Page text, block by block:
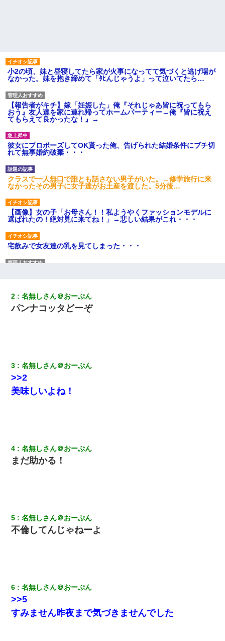
小2の頃、妹と昼寝してたら家が火事になってて気づくと逃げ場が
なかった。妹を抱き締めて「ﾀﾋんじゃうよ」って泣いてたら…
【報告者がキチ】嫁「妊娠した」俺『それじゃあ皆に祝ってもら
おう』友人達を家に連れ帰ってホームパーティー→俺『皆に祝え
てもらえて良かったな！』→
彼女にプロポーズしてOK貰った俺、告げられた結婚条件にブチ切
れて無事婚約破棄・・・
クラスで一人無口で誰とも話さない男子がいた。→修学旅行に来
なかったその男子に女子達がお土産を渡した。5分後…
【画像】女の子「お母さん！！私ようやくファッションモデルに
選ばれたの！絶対見に来てね！」→悲しい結果がこれ・・・
宅飲みで女友達の乳を見てしまった・・・
旦那が長男のDNA鑑定をしたら血縁関係0%だった。旦那「やっぱ
りウワキしてたんだな…」長男「俺は誰の子供なの？」長女・次
妻「ずっと好きだった人と一緒になりたいから、わかれてくださ
い」→離婚後、娘と実家で生活してると…
200万を貸したコウトから、追加で400万の申し込み、私「無理。
義弟より娘たちが大事」旦那「娘たちが成人したら別れよう」私
（は？）
【衝撃】女友達から行為中に告白されてOKした結果
[緊急]ベロベロの女に声をかけて行為してきた結果
【ワロタ】姉から「肉食系14才、乳丸出し、毛はうっすら生えか
2 名無しさん＠おーぷん
パンナコッタどーぞ
3 名無しさん＠おーぷん
>>2
美味しいよね！
4 名無しさん＠おーぷん
まだ助かる！
5 名無しさん＠おーぷん
不倫してんじゃねーよ
6 名無しさん＠おーぷん
>>5
すみません昨夜まで気づきませんでした